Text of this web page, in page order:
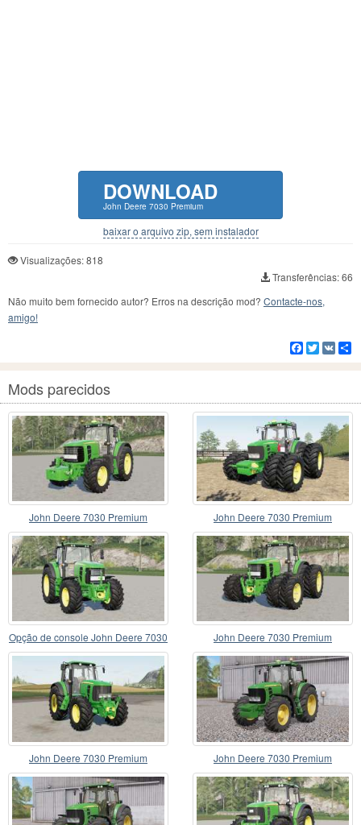
DOWNLOAD
John Deere 7030 Premium
baixar o arquivo zip, sem instalador
Visualizações: 818
Transferências: 66
Não muito bem fornecido autor? Erros na descrição mod? Contacte-nos,
amigo!
Facebook
Twitter
VK
Mods parecidos
John Deere 7030 Premium John Deere 7030 Premium
Opção de console John Deere 7030
Premium〡FL
John Deere 7030 Premium
John Deere 7030 Premium John Deere 7030 Premium